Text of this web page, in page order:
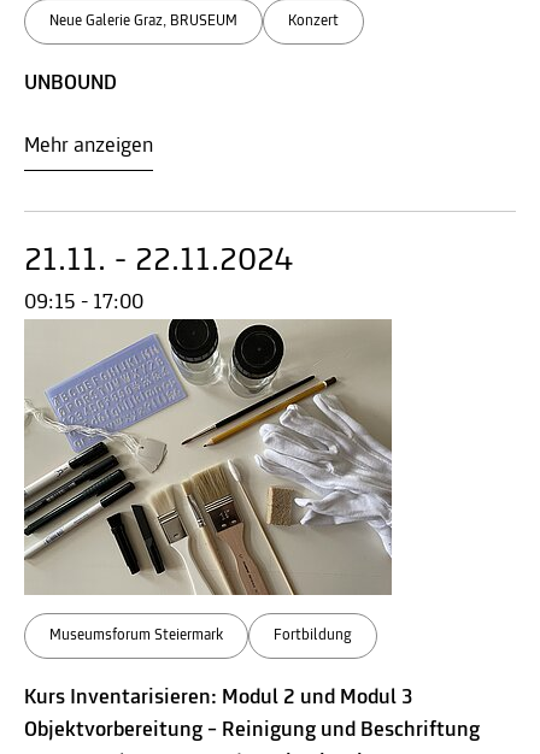
Neue Galerie Graz, BRUSEUM Konzert
UNBOUND
Mehr anzeigen
21.11. - 22.11.2024
09:15 - 17:00
Museumsforum Steiermark Fortbildung
Kurs Inventarisieren: Modul 2 und Modul 3
Objektvorbereitung – Reinigung und Beschriftung